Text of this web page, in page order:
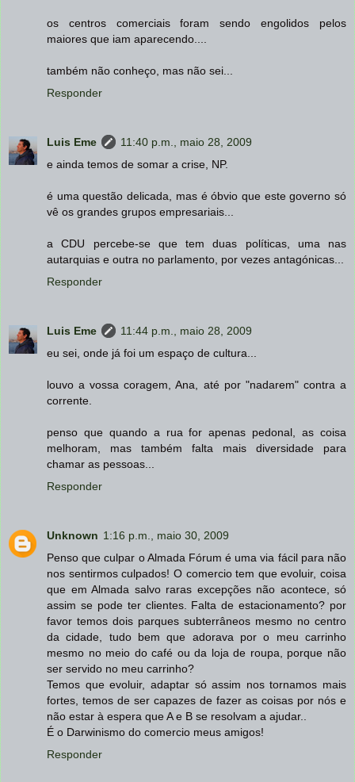
os centros comerciais foram sendo engolidos pelos
maiores que iam aparecendo....
também não conheço, mas não sei...
Responder
Luis Eme
11:40 p.m., maio 28, 2009
e ainda temos de somar a crise, NP.
é uma questão delicada, mas é óbvio que este governo só
vê os grandes grupos empresariais...
a CDU percebe-se que tem duas políticas, uma nas
autarquias e outra no parlamento, por vezes antagónicas...
Responder
Luis Eme
11:44 p.m., maio 28, 2009
eu sei, onde já foi um espaço de cultura...
louvo a vossa coragem, Ana, até por "nadarem" contra a
corrente.
penso que quando a rua for apenas pedonal, as coisa
melhoram, mas também falta mais diversidade para
chamar as pessoas...
Responder
Unknown 1:16 p.m., maio 30, 2009
Penso que culpar o Almada Fórum é uma via fácil para não
nos sentirmos culpados! O comercio tem que evoluir, coisa
que em Almada salvo raras excepções não acontece, só
assim se pode ter clientes. Falta de estacionamento? por
favor temos dois parques subterrâneos mesmo no centro
da cidade, tudo bem que adorava por o meu carrinho
mesmo no meio do café ou da loja de roupa, porque não
ser servido no meu carrinho?
Temos que evoluir, adaptar só assim nos tornamos mais
fortes, temos de ser capazes de fazer as coisas por nós e
não estar à espera que A e B se resolvam a ajudar..
É o Darwinismo do comercio meus amigos!
Responder